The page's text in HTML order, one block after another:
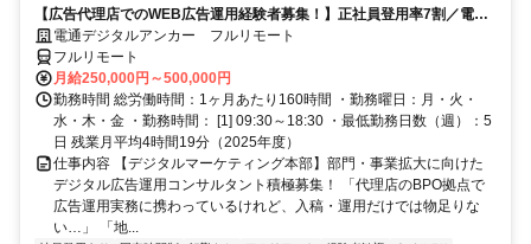
【広告代理店でのWEB広告運用経験者募集！】正社員登用率7割／電通
G／全国×完全在宅／年休126日・土日祝休み／残業月平均4時間19分
電通デジタルアンカー フルリモート
フルリモート
月給250,000円～500,000円
勤務時間 総労働時間：1ヶ月あたり160時間 ・勤務曜日：月・火・
水・木・金 ・勤務時間： [1] 09:30～18:30 ・最低勤務日数（週）：5
日 残業月平均4時間19分（2025年度）
仕事内容 【デジタルマーケティング本部】部門・事業拡大に向けた
デジタル広告運用コンサルタント積極募集！ 「代理店のBPO拠点で
広告運用実務に携わっているけれど、入稿・運用だけでは物足りな
い…」 「地...